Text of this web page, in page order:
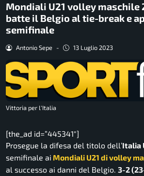
Mondiali U21 volley maschile
batte il Belgio al tie-break e
semifinale
Antonio Sepe - 13 Luglio 2023
Vittoria per l'Italia
[the_ad id=”445341″]
Prosegue la difesa del titolo dell’Italia
semifinale ai Mondiali U21 di volley
al successo ai danni del Belgio. 3-2